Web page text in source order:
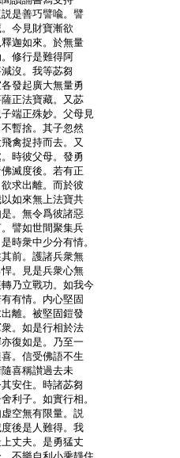
是善巧譬喩。譬
今見財寶漸欲
迦如來。於無量
修行是難得阿
沒。我等苾芻
發起廣大無量勇
正法寶藏。又苾
端正殊妙。父母見
暫捨。其子忽然
禽捉持而去。又
時彼父母。發勇
滅度後。若有正
求出離。而於彼
如來無上法寶共
。無令爲彼諸惡
譬如世間聚集兵
時衆中少分有情。
前。護諸兵衆無
。見是兵衆心無
乃立戰功。如我今
有情。内心堅固
離。被堅固鎧發
。如是行相於法
復如是。乃至一
。信受佛語不生
喜稱讃過去未
安住。時諸苾芻
利子。如實行相。
空無有限量。説
後是人難得。我
丈夫。是勇猛丈